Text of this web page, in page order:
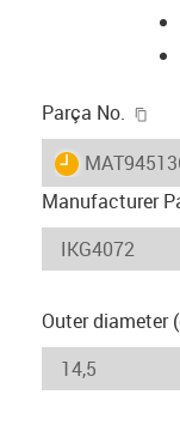
Parça No.
igus-icon-
Manufacturer
Outer diameter